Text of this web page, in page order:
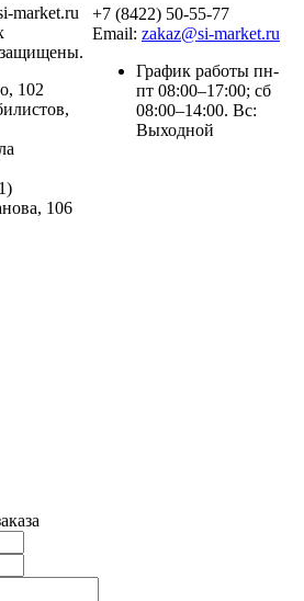
market.ru
защищены.
102
106
+7 (8422) 50-55-77
Email: zakaz@si-market.ru
График работы пн-
пт 08:00–17:00; сб
08:00–14:00. Вс:
Выходной